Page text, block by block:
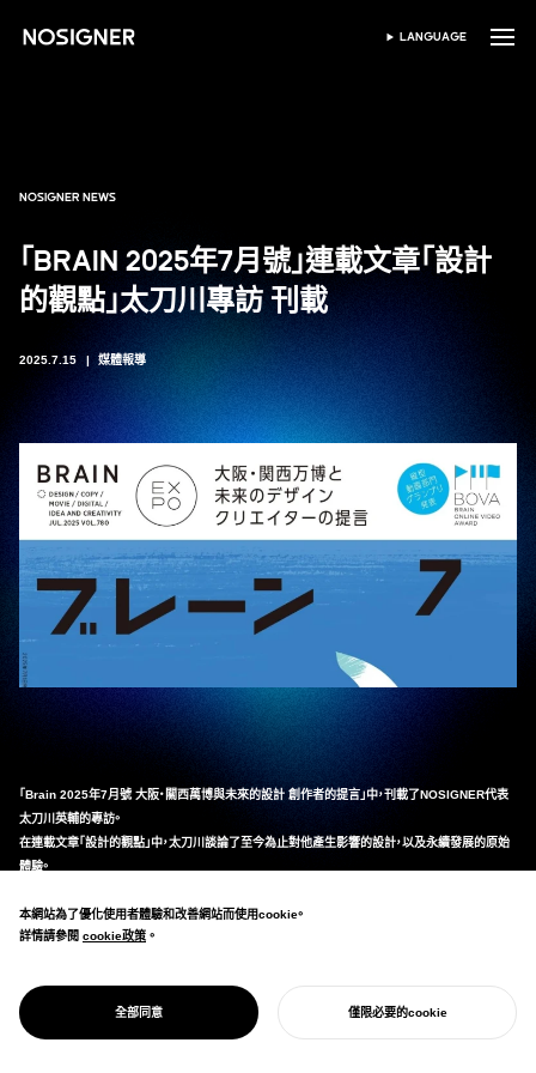
首頁 SELECT LANGUAGE
LANGUAGE
NOSIGNER NEWS
「BRAIN 2025年7月號」連載文章「設計
的觀點」太刀川專訪 刊載
2025.7.15 媒體報導
「Brain 2025年7月號 大阪・關西萬博與未來的設計 創作者的提言」中，刊載了NOSIGNER代表
太刀川英輔的專訪。
在連載文章「設計的觀點」中，太刀川談論了至今為止對他產生影響的設計，以及永續發展的原始
體驗。
ブレーン2025年7月号 大阪・関西万博と未来のデザイ
本網站為了優化使用者體驗和改善網站而使用cookie。
詳情請參閱 cookie政策
cookie政策 。
全部同意 僅限必要的cookie